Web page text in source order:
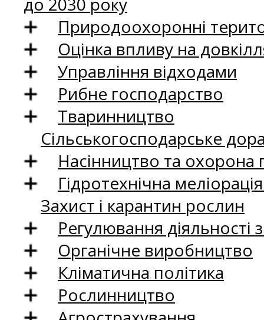
Природоохоронні
Оцінка впливу на
Управління відходами
Рибне господарство
Тваринництво
Сільськогосподарське
Насінництво та
Гідротехнічна
Захист і карантин рослин
Регулювання
Органічне виробництво
Кліматична політика
Рослинництво